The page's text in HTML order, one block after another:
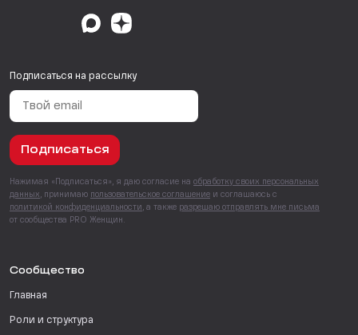
Подписаться на рассылку
Подписаться
Нажимая «Подписаться», я даю согласие на обработку своих персональных
данных , принимаю пользовательское соглашение и соглашаюсь с
политикой конфиденциальности , а также разрешаю отправлять мне письма
от сообщества PRO Женщин.
Сообщество
Главная
Роли и структура